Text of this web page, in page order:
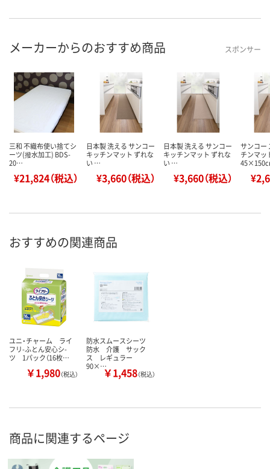
メーカーからのおすすめ商品 スポンサー
三和 不織布使い捨てシ
ーツ(撥水加工) BDS-
20…
¥21,824（税込）
日本製 洗える サンコー
キッチンマット ずれな
い …
¥3,660（税込）
日本製 洗える サンコー
キッチンマット ずれな
い …
¥3,660（税込）
サンコー
チンマッ
おすすめの関連商品
ユニ・チャーム ライ
フリ-ふとん安心シ-
ツ 1パック（16枚…
￥1,980（税込）
防水スムースシーツ
防水 介護 サック
ス レギュラー
90×…￥1,458（税込）
商品に関連するページ